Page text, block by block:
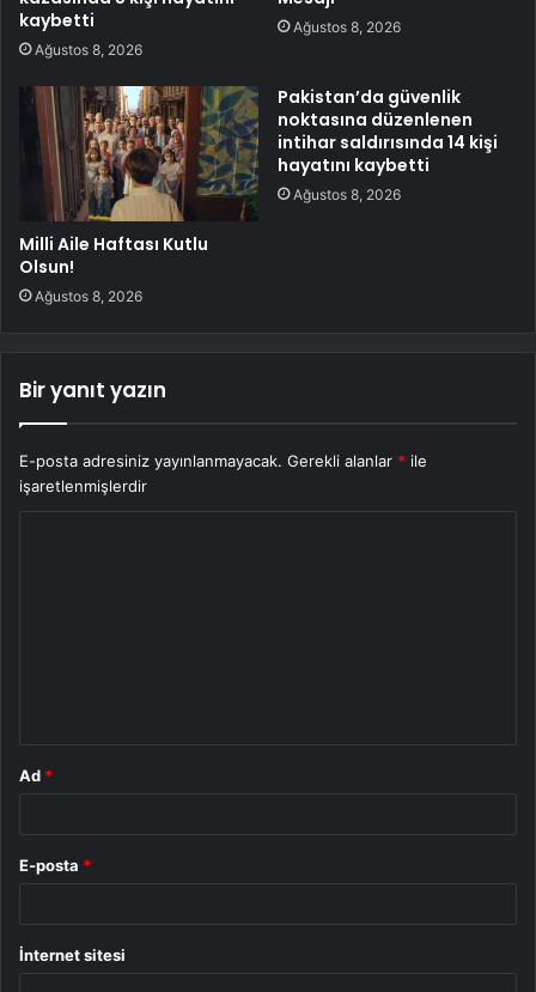
kaybetti
Ağustos 8, 2026
Ağustos 8, 2026
Milli Aile Haftası Kutlu
Olsun!
Ağustos 8, 2026
Pakistan’da güvenlik
noktasına düzenlenen
intihar saldırısında 14 kişi
hayatını kaybetti
Ağustos 8, 2026
Bir yanıt yazın
E-posta adresiniz yayınlanmayacak. Gerekli alanlar * ile
işaretlenmişlerdir
Ad *
E-posta *
İnternet sitesi